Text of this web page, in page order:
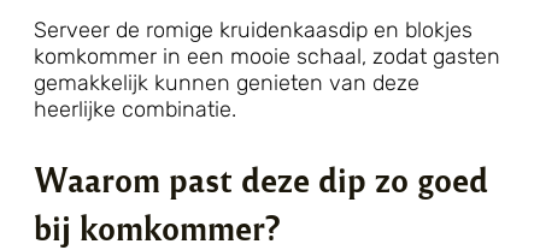
Serveer de romige kruidenkaasdip en blokjes
komkommer in een mooie schaal, zodat gasten
gemakkelijk kunnen genieten van deze
heerlijke combinatie.
Waarom past deze dip zo goed
bij komkommer?